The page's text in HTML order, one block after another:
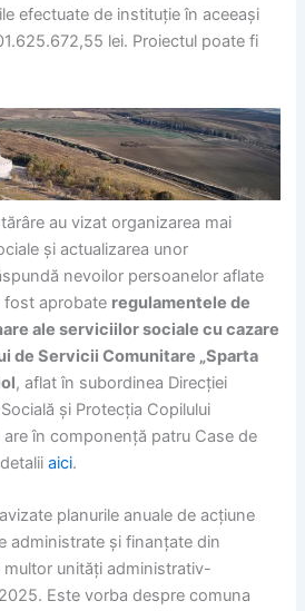
efectuate de instituție în aceeași
lei. Proiectul poate fi
au vizat organizarea mai
și actualizarea unor
nevoilor persoanelor aflate
fost aprobate regulamentele de
ale serviciilor sociale cu cazare
de Servicii Comunitare „Sparta
, aflat în subordinea Direcției
și Protecția Copilului
în componență patru Case de
detaliiaici.
planurile anuale de acțiune
administrate și finanțate din
multor unități administrativ-
Este vorba despre comuna